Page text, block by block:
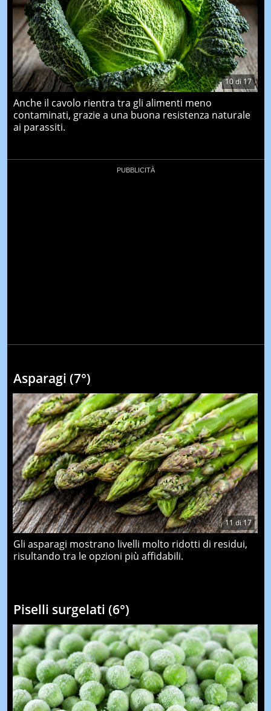
10di17
Anche il cavolo rientra tra gli alimenti meno
contaminati, grazie a una buona resistenza naturale
ai parassiti.
Asparagi (7°)
11di17
Gli asparagi mostrano livelli molto ridotti di residui,
risultando tra le opzioni più affidabili.
Piselli surgelati (6°)